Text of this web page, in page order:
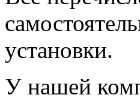
установки.
У нашей